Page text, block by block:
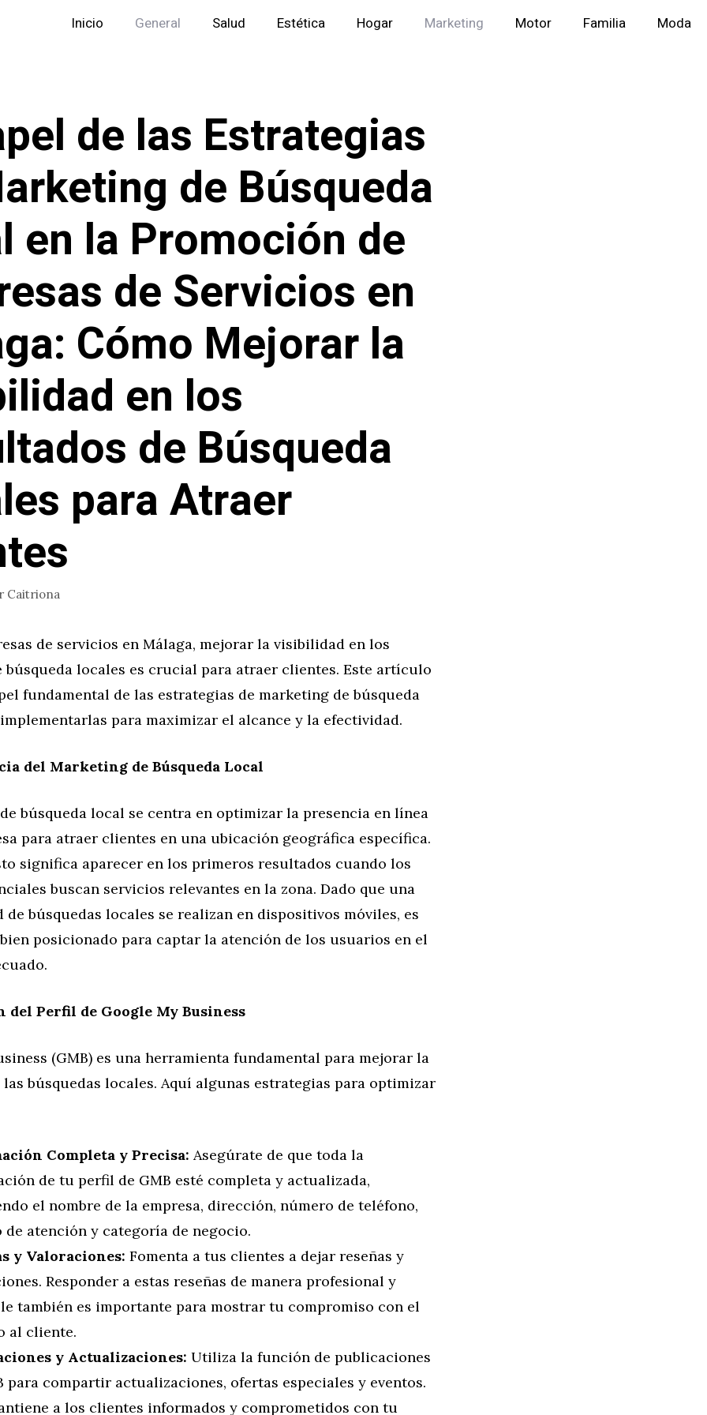
Inicio General Salud Estética Hogar Marketing Motor Familia Moda
de las Estrategias
de Búsqueda
en la Promoción de
de Servicios en
Cómo Mejorar la
en los
de Búsqueda
para Atraer
Caitriona
de servicios en Málaga, mejorar la visibilidad en los
búsqueda locales es crucial para atraer clientes. Este artículo
fundamental de las estrategias de marketing de búsqueda
para maximizar el alcance y la efectividad.
del Marketing de Búsqueda Local
búsqueda local se centra en optimizar la presencia en línea
para atraer clientes en una ubicación geográfica específica.
significa aparecer en los primeros resultados cuando los
buscan servicios relevantes en la zona. Dado que una
de búsquedas locales se realizan en dispositivos móviles, es
posicionado para captar la atención de los usuarios en el
del Perfil de Google My Business
(GMB) es una herramienta fundamental para mejorar la
búsquedas locales. Aquí algunas estrategias para optimizar
Completa y Precisa: Asegúrate de que toda la
de tu perfil de GMB esté completa y actualizada,
el nombre de la empresa, dirección, número de teléfono,
atención y categoría de negocio.
y Valoraciones: Fomenta a tus clientes a dejar reseñas y
Responder a estas reseñas de manera profesional y
también es importante para mostrar tu compromiso con el
al cliente.
y Actualizaciones: Utiliza la función de publicaciones
para compartir actualizaciones, ofertas especiales y eventos.
a los clientes informados y comprometidos con tu